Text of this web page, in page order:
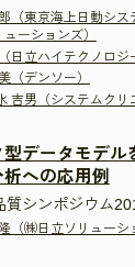
（東京海上日動シス
ーションズ）
日立ハイテクノロジ
（デンソー）
吉男（システムクリ
データモデル
への応用例
質シンポジウム
（㈱日立ソリューシ